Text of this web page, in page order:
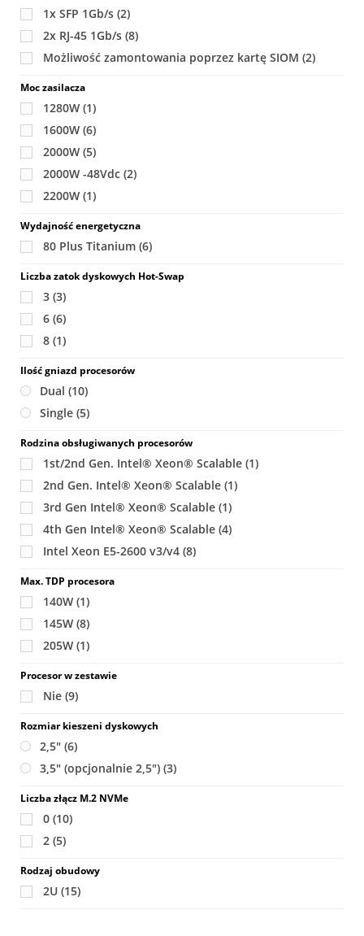
1x SFP 1Gb/s (2)
2x RJ-45 1Gb/s (8)
Możliwość zamontowania poprzez kartę SIOM (2)
Moc zasilacza
1280W (1)
1600W (6)
2000W (5)
2000W -48Vdc (2)
2200W (1)
Wydajność energetyczna
80 Plus Titanium (6)
Liczba zatok dyskowych Hot-Swap
3 (3)
6 (6)
8 (1)
Ilość gniazd procesorów
Dual (10)
Single (5)
Rodzina obsługiwanych procesorów
1st/2nd Gen. Intel® Xeon® Scalable (1)
2nd Gen. Intel® Xeon® Scalable (1)
3rd Gen Intel® Xeon® Scalable (1)
4th Gen Intel® Xeon® Scalable (4)
Intel Xeon E5-2600 v3/v4 (8)
Max. TDP procesora
140W (1)
145W (8)
205W (1)
Procesor w zestawie
Nie (9)
Rozmiar kieszeni dyskowych
2,5" (6)
3,5" (opcjonalnie 2,5") (3)
Liczba złącz M.2 NVMe
0 (10)
2 (5)
Rodzaj obudowy
2U (15)